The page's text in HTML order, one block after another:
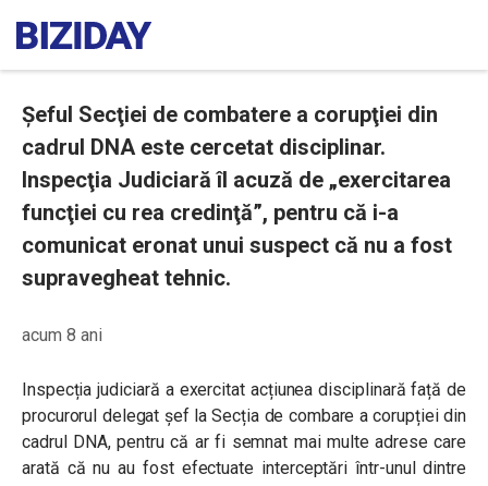
Şeful Secţiei de combatere a corupţiei din
cadrul DNA este cercetat disciplinar.
Inspecţia Judiciară îl acuză de „exercitarea
funcţiei cu rea credinţă”, pentru că i-a
comunicat eronat unui suspect că nu a fost
supravegheat tehnic.
acum 8 ani
Inspecția judiciară a exercitat acțiunea disciplinară față de
procurorul delegat șef la Secția de combare a corupției din
cadrul DNA, pentru că ar fi semnat mai multe adrese care
arată că nu au fost efectuate interceptări într-unul dintre